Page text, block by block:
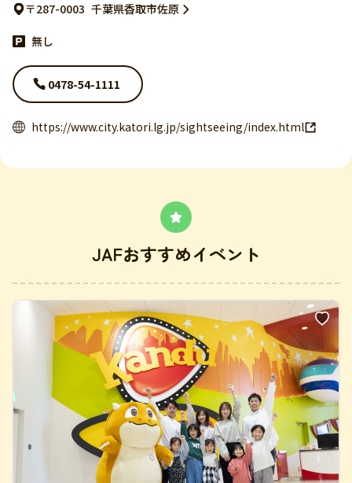
〒287-0003 千葉県香取市佐原
無し
0478-54-1111
https://www.city.katori.lg.jp/sightseeing/index.html
JAFおすすめイベント